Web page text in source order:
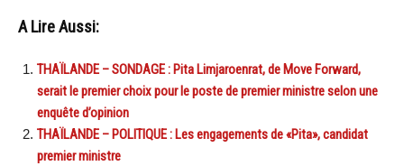
A Lire Aussi:
THAÏLANDE – SONDAGE : Pita Limjaroenrat, de Move Forward,
serait le premier choix pour le poste de premier ministre selon une
enquête d’opinion
THAÏLANDE – POLITIQUE : Les engagements de «Pita», candidat
premier ministre